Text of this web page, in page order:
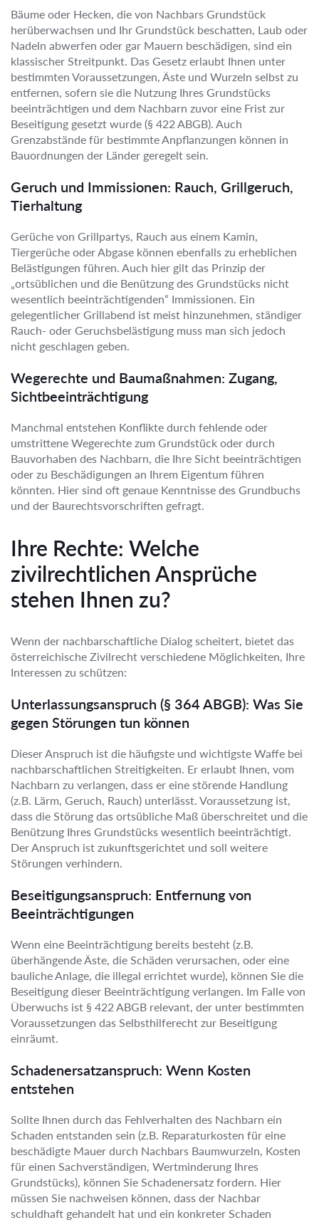
Bäume oder Hecken, die von Nachbars Grundstück
herüberwachsen und Ihr Grundstück beschatten, Laub oder
Nadeln abwerfen oder gar Mauern beschädigen, sind ein
klassischer Streitpunkt. Das Gesetz erlaubt Ihnen unter
bestimmten Voraussetzungen, Äste und Wurzeln selbst zu
entfernen, sofern sie die Nutzung Ihres Grundstücks
beeinträchtigen und dem Nachbarn zuvor eine Frist zur
Beseitigung gesetzt wurde (§ 422 ABGB). Auch
Grenzabstände für bestimmte Anpflanzungen können in
Bauordnungen der Länder geregelt sein.
Geruch und Immissionen: Rauch, Grillgeruch,
Tierhaltung
Gerüche von Grillpartys, Rauch aus einem Kamin,
Tiergerüche oder Abgase können ebenfalls zu erheblichen
Belästigungen führen. Auch hier gilt das Prinzip der
„ortsüblichen und die Benützung des Grundstücks nicht
wesentlich beeinträchtigenden“ Immissionen. Ein
gelegentlicher Grillabend ist meist hinzunehmen, ständiger
Rauch- oder Geruchsbelästigung muss man sich jedoch
nicht geschlagen geben.
Wegerechte und Baumaßnahmen: Zugang,
Sichtbeeinträchtigung
Manchmal entstehen Konflikte durch fehlende oder
umstrittene Wegerechte zum Grundstück oder durch
Bauvorhaben des Nachbarn, die Ihre Sicht beeinträchtigen
oder zu Beschädigungen an Ihrem Eigentum führen
könnten. Hier sind oft genaue Kenntnisse des Grundbuchs
und der Baurechtsvorschriften gefragt.
Ihre Rechte: Welche
zivilrechtlichen Ansprüche
stehen Ihnen zu?
Wenn der nachbarschaftliche Dialog scheitert, bietet das
österreichische Zivilrecht verschiedene Möglichkeiten, Ihre
Interessen zu schützen:
Unterlassungsanspruch (§ 364 ABGB): Was Sie
gegen Störungen tun können
Dieser Anspruch ist die häufigste und wichtigste Waffe bei
nachbarschaftlichen Streitigkeiten. Er erlaubt Ihnen, vom
Nachbarn zu verlangen, dass er eine störende Handlung
(z.B. Lärm, Geruch, Rauch) unterlässt. Voraussetzung ist,
dass die Störung das ortsübliche Maß überschreitet und die
Benützung Ihres Grundstücks wesentlich beeinträchtigt.
Der Anspruch ist zukunftsgerichtet und soll weitere
Störungen verhindern.
Beseitigungsanspruch: Entfernung von
Beeinträchtigungen
Wenn eine Beeinträchtigung bereits besteht (z.B.
überhängende Äste, die Schäden verursachen, oder eine
bauliche Anlage, die illegal errichtet wurde), können Sie die
Beseitigung dieser Beeinträchtigung verlangen. Im Falle von
Überwuchs ist § 422 ABGB relevant, der unter bestimmten
Voraussetzungen das Selbsthilferecht zur Beseitigung
einräumt.
Schadenersatzanspruch: Wenn Kosten
entstehen
Sollte Ihnen durch das Fehlverhalten des Nachbarn ein
Schaden entstanden sein (z.B. Reparaturkosten für eine
beschädigte Mauer durch Nachbars Baumwurzeln, Kosten
für einen Sachverständigen, Wertminderung Ihres
Grundstücks), können Sie Schadenersatz fordern. Hier
müssen Sie nachweisen können, dass der Nachbar
schuldhaft gehandelt hat und ein konkreter Schaden